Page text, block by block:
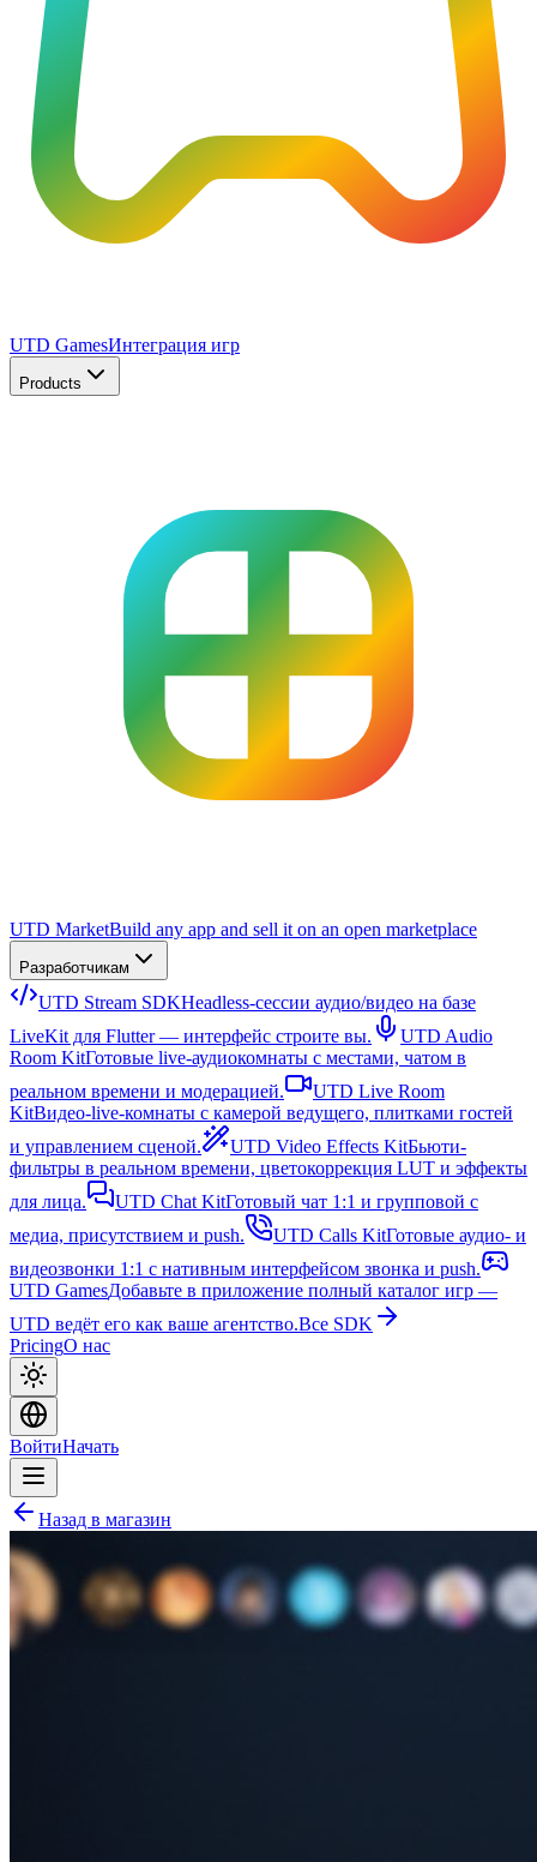
UTD GamesИнтеграция игр
Products
UTD MarketBuild any app and sell it on an open marketplace
Разработчикам
UTD Stream SDKHeadless-сессии аудио/видео на базе
LiveKit для Flutter — интерфейс строите вы.
UTD Audio
Room KitГотовые live-аудиокомнаты с местами, чатом в
реальном времени и модерацией.
UTD Live Room
KitВидео-live-комнаты с камерой ведущего, плитками гостей
и управлением сценой.
UTD Video Effects KitБьюти-
фильтры в реальном времени, цветокоррекция LUT и эффекты
для лица.
UTD Chat KitГотовый чат 1:1 и групповой с
медиа, присутствием и push.
UTD Calls KitГотовые аудио- и
видеозвонки 1:1 с нативным интерфейсом звонка и push.
UTD GamesДобавьте в приложение полный каталог игр —
UTD ведёт его как ваше агентство.Все SDK
PricingО нас
ВойтиНачать
Назад в магазин